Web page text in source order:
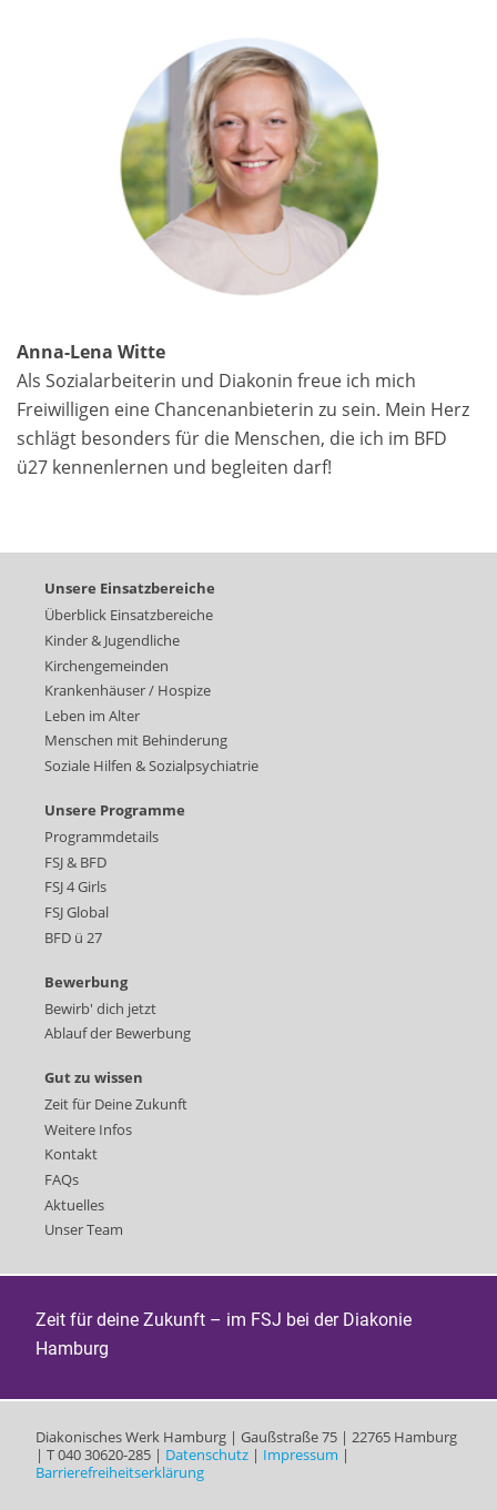
Anna-Lena Witte
Als Sozialarbeiterin und Diakonin freue ich mich
Freiwilligen eine Chancenanbieterin zu sein. Mein Herz
schlägt besonders für die Menschen, die ich im BFD
ü27 kennenlernen und begleiten darf!
Unsere Einsatzbereiche
Überblick Einsatzbereiche
Kinder & Jugendliche
Kirchengemeinden
Krankenhäuser / Hospize
Leben im Alter
Menschen mit Behinderung
Soziale Hilfen & Sozialpsychiatrie
Unsere Programme
Programmdetails
FSJ & BFD
FSJ 4 Girls
FSJ Global
BFD ü 27
Bewerbung
Bewirb' dich jetzt
Ablauf der Bewerbung
Gut zu wissen
Zeit für Deine Zukunft
Weitere Infos
Kontakt
FAQs
Aktuelles
Unser Team
Zeit für deine Zukunft – im FSJ bei der Diakonie
Hamburg
Diakonisches Werk Hamburg | Gaußstraße 75 | 22765 Hamburg
| T 040 30620-285 | Datenschutz | Impressum |
Barrierefreiheitserklärung